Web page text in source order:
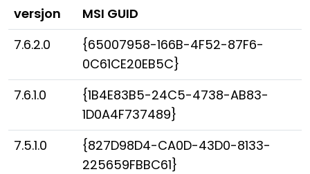
versjon
MSI GUID
7.6.2.0
{65007958-166B-4F52-87F6-
0C61CE20EB5C}
7.6.1.0
{1B4E83B5-24C5-4738-AB83-
1D0A4F737489}
7.5.1.0
{827D98D4-CA0D-43D0-8133-
225659FBBC61}
Sky- og lokal installasjon